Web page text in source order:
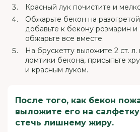
Красный лук почистите и
Обжарьте бекон на
добавьте к бекону розмарин
обжарьте все вместе.
На брускетту выложите 2 ст.
ломтики бекона, присыпьте
и красным луком.
После того, как бекон
выложите его на
стечь лишнему жиру.